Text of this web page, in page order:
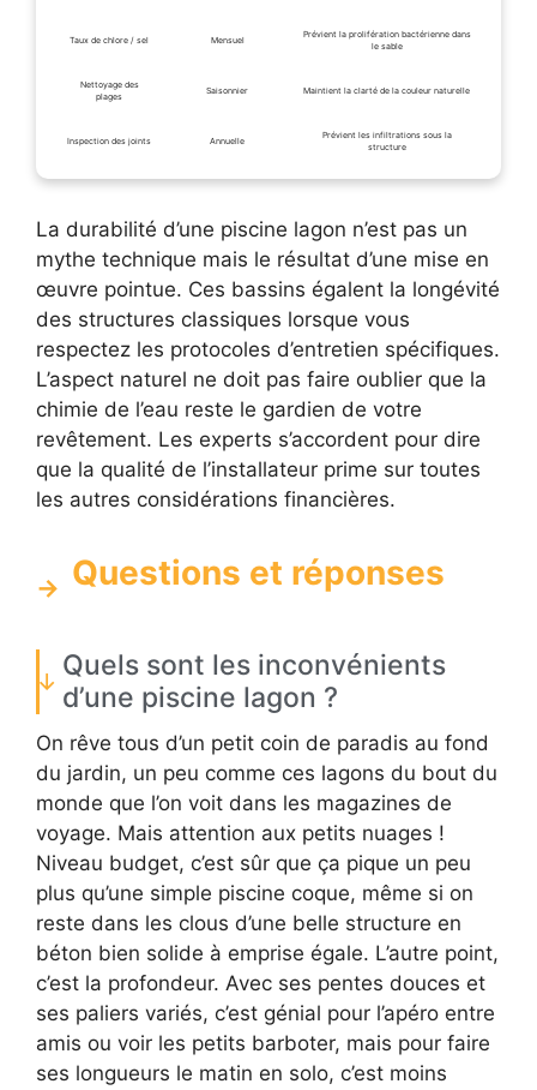
Taux de chlore / sel Mensuel
Prévient la prolifération bactérienne dans
le sable
Nettoyage des
plages
Saisonnier Maintient la clarté de la couleur naturelle
Inspection des joints Annuelle
Prévient les infiltrations sous la
structure
La durabilité d’une piscine lagon n’est pas un
mythe technique mais le résultat d’une mise en
œuvre pointue. Ces bassins égalent la longévité
des structures classiques lorsque vous
respectez les protocoles d’entretien spécifiques.
L’aspect naturel ne doit pas faire oublier que la
chimie de l’eau reste le gardien de votre
revêtement. Les experts s’accordent pour dire
que la qualité de l’installateur prime sur toutes
les autres considérations financières.
Questions et réponses
Quels sont les inconvénients
d’une piscine lagon ?
On rêve tous d’un petit coin de paradis au fond
du jardin, un peu comme ces lagons du bout du
monde que l’on voit dans les magazines de
voyage. Mais attention aux petits nuages !
Niveau budget, c’est sûr que ça pique un peu
plus qu’une simple piscine coque, même si on
reste dans les clous d’une belle structure en
béton bien solide à emprise égale. L’autre point,
c’est la profondeur. Avec ses pentes douces et
ses paliers variés, c’est génial pour l’apéro entre
amis ou voir les petits barboter, mais pour faire
ses longueurs le matin en solo, c’est moins